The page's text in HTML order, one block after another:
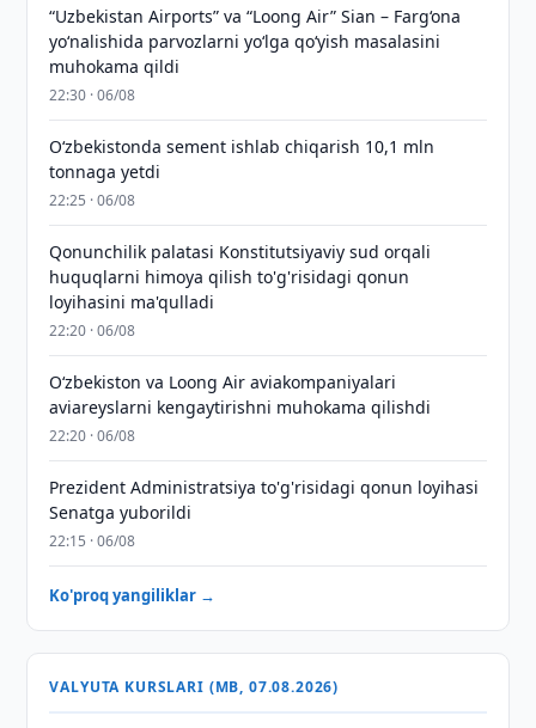
“Uzbekistan Airports” va “Loong Air” Sian – Farg‘ona
yo‘nalishida parvozlarni yo‘lga qo‘yish masalasini
muhokama qildi
22:30 · 06/08
O‘zbekistonda sement ishlab chiqarish 10,1 mln
tonnaga yetdi
22:25 · 06/08
Qonunchilik palatasi Konstitutsiyaviy sud orqali
huquqlarni himoya qilish to'g'risidagi qonun
loyihasini ma'qulladi
22:20 · 06/08
Oʻzbekiston va Loong Air aviakompaniyalari
aviareyslarni kengaytirishni muhokama qilishdi
22:20 · 06/08
Prezident Administratsiya to'g'risidagi qonun loyihasi
Senatga yuborildi
22:15 · 06/08
Ko'proq yangiliklar →
VALYUTA KURSLARI (MB, 07.08.2026)